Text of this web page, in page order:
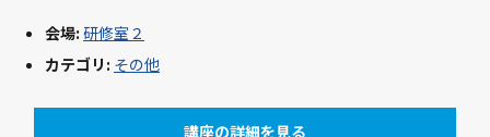
会場: 研修室２
カテゴリ: その他
講座の詳細を見る